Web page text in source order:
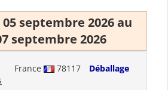
septembre 2026 au
septembre 2026
France 78117
Déballage